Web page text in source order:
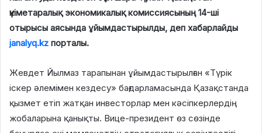
үкіметаралық экономикалық комиссиясының 14-ші
отырысы аясында ұйымдастырылды, деп хабарлайды
janalyq.kz порталы.
Жевдет Йылмаз тарапынан ұйымдастырылған «Түрік
іскер әлемімен кездесу» бағдарламасында Қазақстанда
қызмет етіп жатқан инвесторлар мен кәсіпкерлердің
жобаларына қанықты. Вице-президент өз сөзінде